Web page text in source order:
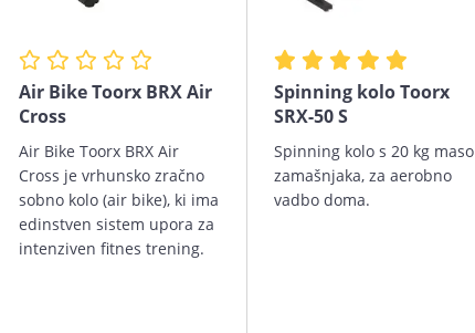
Air Bike Toorx BRX Air
Cross
Air Bike Toorx BRX Air
Cross je vrhunsko zračno
sobno kolo (air bike), ki ima
edinstven sistem upora za
intenziven fitnes trening.
Spinning kolo Toorx
SRX-50 S
Spinning kolo s 20 kg maso
zamašnjaka, za aerobno
vadbo doma.